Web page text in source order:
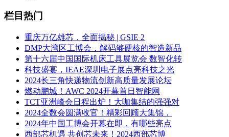
栏目热门
重庆万亿雄芯，全面揭秘 | GSIE 2
DMP大湾区工博会，解码够硬核的智造新品
第十六届中国国际机床工具展览会 数智化转
科技盛宴，IEAE深圳电子展点亮科技之光
2024长三角快递物流创新高质量发展论坛
燃动鹏城！AWC 2024开幕首日智能网
TCT亚洲峰会日程出炉！大咖集结的强强对
2024全数会圆满收官！精彩回顾大集锦，
2024年中国工博会开幕在即，有哪些亮点
西部芯机遇 共创芯未来！2024西部芯博